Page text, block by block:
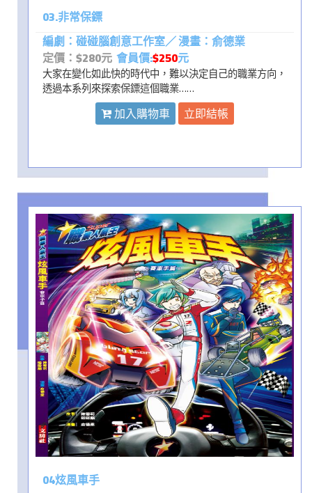
03.非常保鏢
編劇：碰碰腦創意工作室／ 漫畫：俞德業
定價：$280元 會員價:$250元
大家在變化如此快的時代中，難以決定自己的職業方向，
透過本系列來探索保鏢這個職業……
加入購物車 立即結帳
04炫風車手